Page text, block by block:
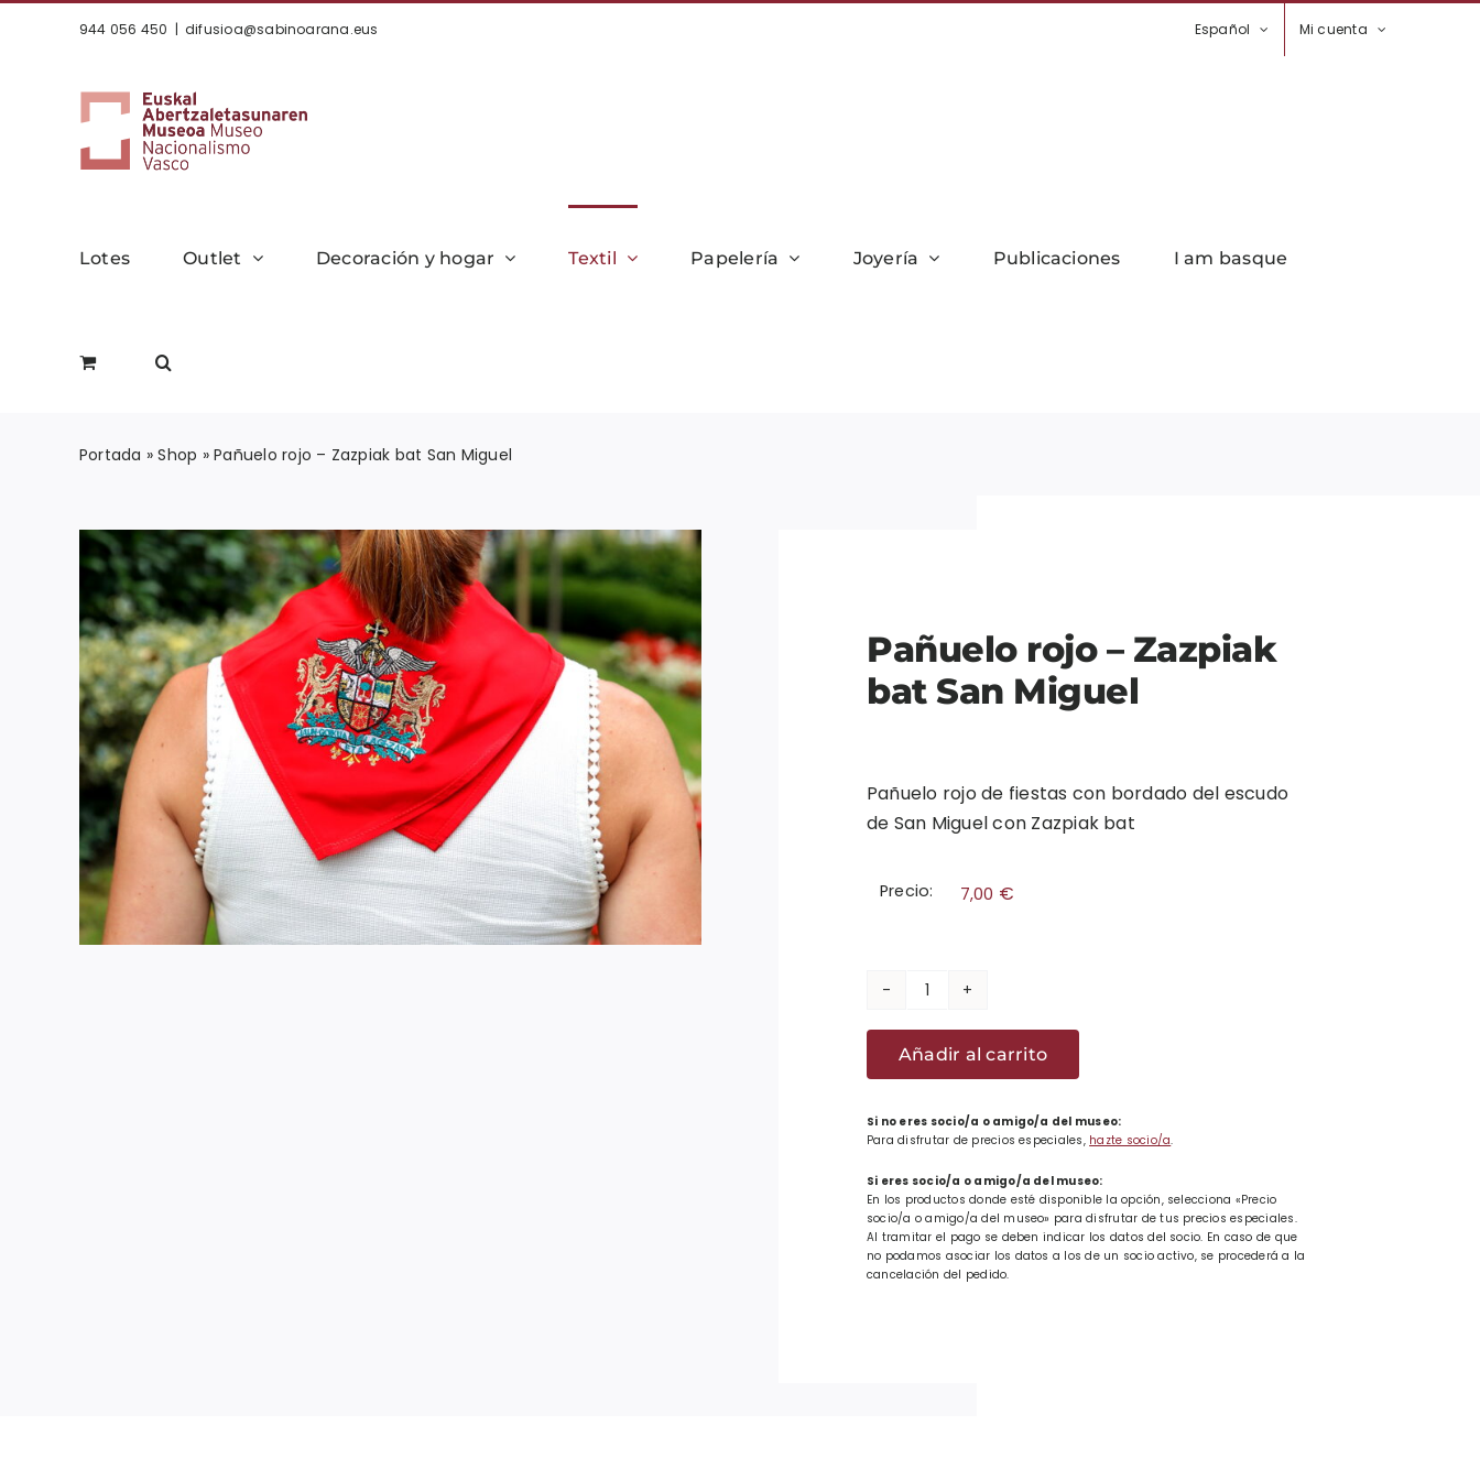
944 056 450 | difusioa@sabinoarana.eus Español Mi cuenta
Lotes Outlet Decoración y hogar Textil Papelería Joyería Publicaciones I am basque
Portada »Shop »Pañuelo rojo – Zazpiak bat San Miguel
Pañuelo rojo – Zazpiak
bat San Miguel
Pañuelo rojo de fiestas con bordado del escudo
de San Miguel con Zazpiak bat
Precio: 7,00 €
Pañuelo
rojo
-
bat
San
Miguel
cantidad
Añadir al carrito
Si no eres socio/a o amigo/a del museo:
Para disfrutar de precios especiales, hazte socio/a.
Si eres socio/a o amigo/a del museo:
En los productos donde esté disponible la opción, selecciona «Precio
socio/a o amigo/a del museo» para disfrutar de tus precios especiales.
Al tramitar el pago se deben indicar los datos del socio. En caso de que
no podamos asociar los datos a los de un socio activo, se procederá a la
cancelación del pedido.